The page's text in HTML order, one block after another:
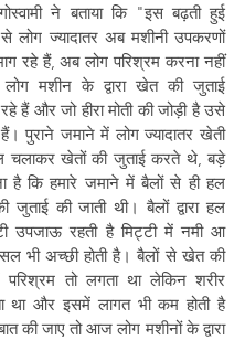
गोस्वामी ने बताया कि "इस बढ़ती हुई
लोग ज्यादातर अब मशीनी उपकरणों
रहे हैं, अब लोग परिश्रम करना नहीं
लोग मशीन के द्वारा खेत की जुताई
हैं और जो हीरा मोती की जोड़ी है उसे
पुराने जमाने में लोग ज्यादातर खेती
चलाकर खेतों की जुताई करते थे, बड़े
है कि हमारे जमाने में बैलों से ही हल
की जाती थी। बैलों द्वारा हल
उपजाऊ रहती है मिट्टी में नमी आ
भी अच्छी होती है। बैलों से खेत की
तो लगता था लेकिन शरीर
था और इसमें लागत भी कम होती है
की जाए तो आज लोग मशीनों के द्वारा